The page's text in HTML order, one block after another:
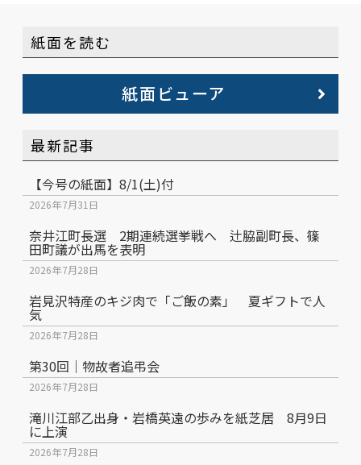
紙面を読む
紙面ビューア
最新記事
【今号の紙面】8/1(土)付
2026年7月31日
奈井江町長選 2期連続選挙戦へ 辻脇副町長、篠
田町議が出馬を表明
2026年7月28日
岩見沢特産のキジ肉で「ご飯の素」 夏ギフトで人
気
2026年7月28日
第30回｜物故者追弔会
2026年7月28日
滝川江部乙出身・岩橋英遠の歩みを紙芝居 8月9日
に上演
2026年7月28日